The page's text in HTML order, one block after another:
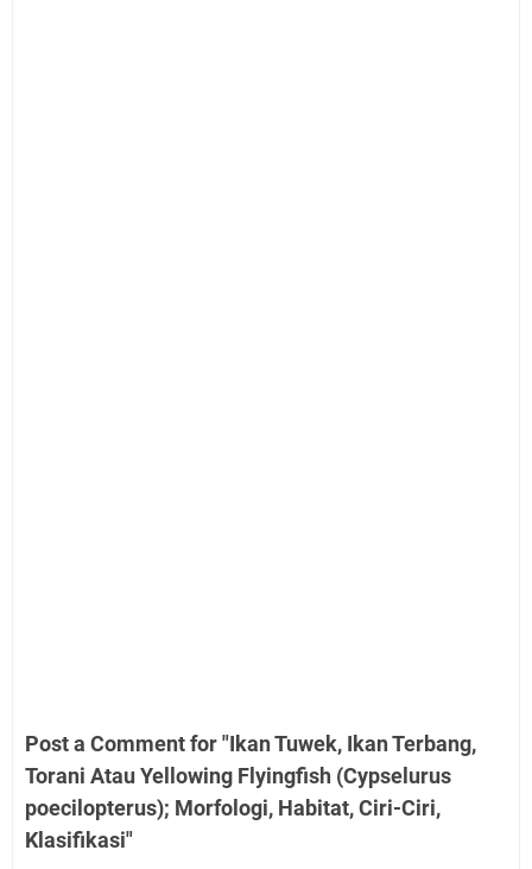
Post a Comment for "Ikan Tuwek, Ikan Terbang,
Torani Atau Yellowing Flyingfish (Cypselurus
poecilopterus); Morfologi, Habitat, Ciri-Ciri,
Klasifikasi"